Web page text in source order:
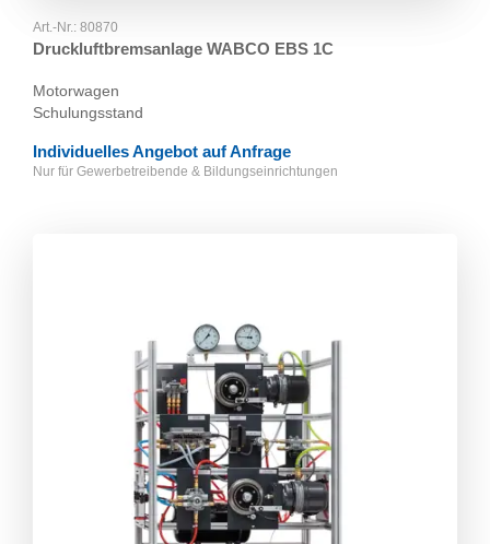
Art.-Nr.: 80870
Druckluftbremsanlage WABCO EBS 1C
Motorwagen
Schulungsstand
Individuelles Angebot auf Anfrage
Nur für Gewerbetreibende & Bildungseinrichtungen